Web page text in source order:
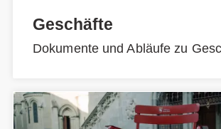
Geschäfte
Dokumente und Abläufe zu